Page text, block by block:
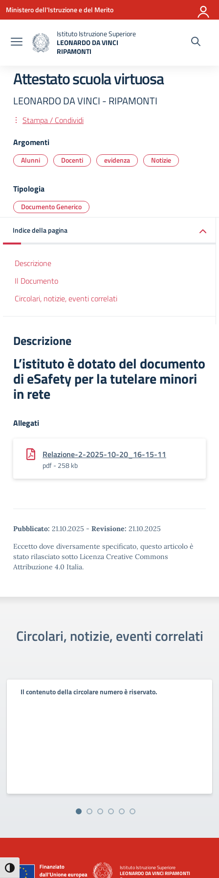
Attiva/disattiva alto contrasto
Vai ai contenuti
Vai al menu di navigazione
Vai al footer
Ministero dell'Istruzione e del Merito
Istituto Istruzione Superiore
LEONARDO DA VINCI
RIPAMONTI
Attestato scuola virtuosa
LEONARDO DA VINCI - RIPAMONTI
Stampa / Condividi
Argomenti
Alunni Docenti evidenza Notizie
Tipologia
Documento Generico
Indice della pagina
Descrizione
Il Documento
Circolari, notizie, eventi correlati
Descrizione
L’istituto è dotato del documento
di eSafety per la tutelare minori
in rete
Allegati
Relazione-2-2025-10-20_16-15-11
pdf - 258 kb
Pubblicato: 21.10.2025 - Revisione: 21.10.2025
Eccetto dove diversamente specificato, questo articolo è
stato rilasciato sotto Licenza Creative Commons
Attribuzione 4.0 Italia.
Circolari, notizie, eventi correlati
Il contenuto della circolare numero è riservato.
Istituto Istruzione Superiore
LEONARDO DA VINCI RIPAMONTI